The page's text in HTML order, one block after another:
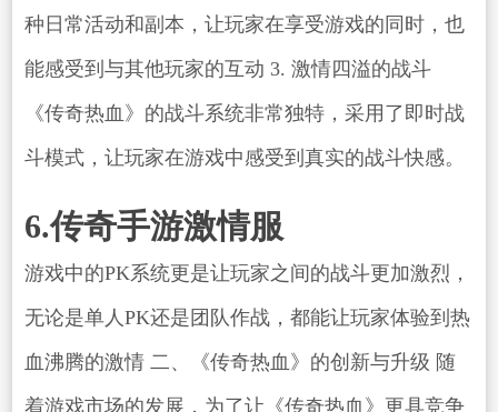
种日常活动和副本，让玩家在享受游戏的同时，也
能感受到与其他玩家的互动 3. 激情四溢的战斗
《传奇热血》的战斗系统非常独特，采用了即时战
斗模式，让玩家在游戏中感受到真实的战斗快感。
6.传奇手游激情服
游戏中的PK系统更是让玩家之间的战斗更加激烈，
无论是单人PK还是团队作战，都能让玩家体验到热
血沸腾的激情 二、《传奇热血》的创新与升级 随
着游戏市场的发展，为了让《传奇热血》更具竞争